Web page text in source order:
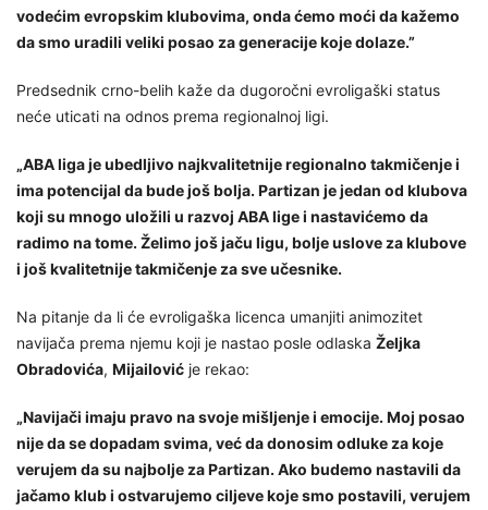
vodećim evropskim klubovima, onda ćemo moći da kažemo
da smo uradili veliki posao za generacije koje dolaze.”
Predsednik crno-belih kaže da dugoročni evroligaški status
neće uticati na odnos prema regionalnoj ligi.
„ABA liga je ubedljivo najkvalitetnije regionalno takmičenje i
ima potencijal da bude još bolja. Partizan je jedan od klubova
koji su mnogo uložili u razvoj ABA lige i nastavićemo da
radimo na tome. Želimo još jaču ligu, bolje uslove za klubove
i još kvalitetnije takmičenje za sve učesnike.
Na pitanje da li će evroligaška licenca umanjiti animozitet
navijača prema njemu koji je nastao posle odlaska Željka
Obradovića, Mijailović je rekao:
„Navijači imaju pravo na svoje mišljenje i emocije. Moj posao
nije da se dopadam svima, već da donosim odluke za koje
verujem da su najbolje za Partizan. Ako budemo nastavili da
jačamo klub i ostvarujemo ciljeve koje smo postavili, verujem